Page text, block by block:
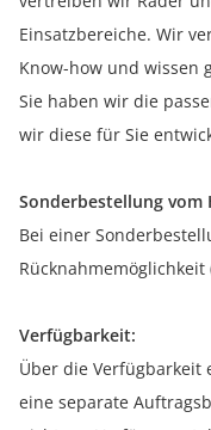
Einsatzbereiche. Wir
Know-how und wissen
Sie haben wir die
wir diese für Sie
Sonderbestellung vom
Bei einer
Verfügbarkeit:
Über die Verfügbarkeit
eine separate